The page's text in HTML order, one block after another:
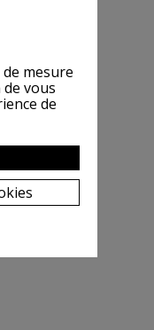
mesure
vous
de